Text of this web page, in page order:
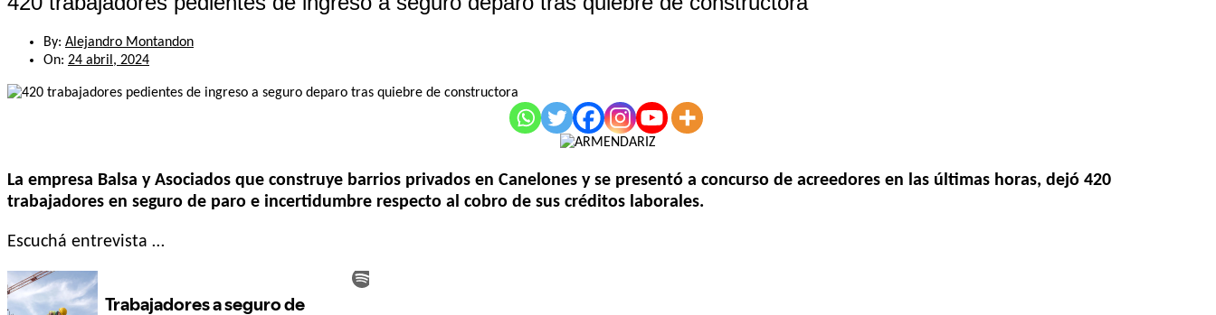
By: Alejandro Montandon
On: 24 abril, 2024
La empresa Balsa y Asociados que construye barrios privados en Canelones y se presentó a concurso de acreedores en las últimas horas, dejó 420
trabajadores en seguro de paro e incertidumbre respecto al cobro de sus créditos laborales.
Escuchá entrevista …